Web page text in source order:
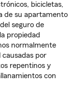
bicicletas,
de su apartamento
seguro de
propiedad
normalmente
por
repentinos y
con